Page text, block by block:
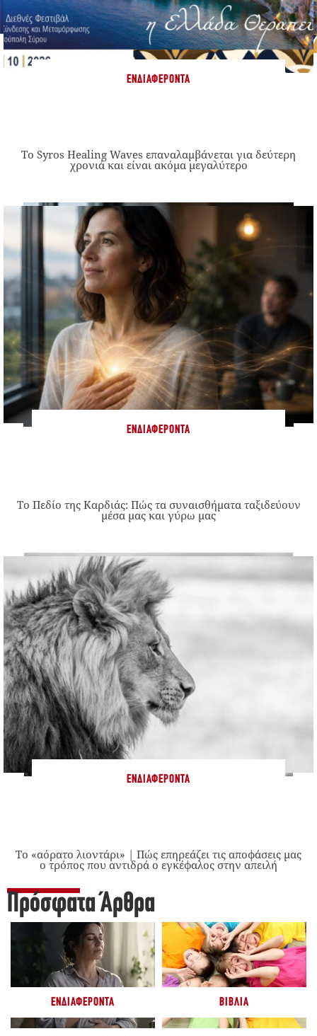
ΕΝΔΙΑΦΈΡΟΝΤΑ
Το Syros Healing Waves επαναλαμβάνεται για δεύτερη
χρονιά και είναι ακόμα μεγαλύτερο
ΕΝΔΙΑΦΈΡΟΝΤΑ
Το Πεδίο της Καρδιάς: Πώς τα συναισθήματα ταξιδεύουν
μέσα μας και γύρω μας
ΕΝΔΙΑΦΈΡΟΝΤΑ
Το «αόρατο λιοντάρι» | Πώς επηρεάζει τις αποφάσεις μας
ο τρόπος που αντιδρά ο εγκέφαλος στην απειλή
Πρόσφατα Άρθρα
ΕΝΔΙΑΦΈΡΟΝΤΑ ΒΙΒΛΊΑ